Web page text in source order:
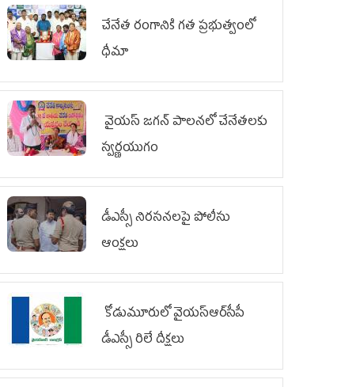
చేనేత రంగానికి గత ప్రభుత్వంలో
ధీమా
వైయ‌స్ జగన్ పాలనలో చేనేతలకు
స్వర్ణయుగం
డీఎస్సీ నిరసనలపై పోలీసు
ఆంక్షలు
కోడుమూరులో వైయ‌స్ఆర్‌సీపీ
డీఎస్సీ రిలే దీక్షలు